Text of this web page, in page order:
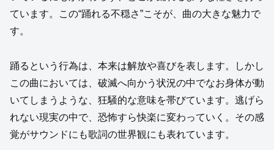
ています。この“踊れる不穏さ”こそが、曲の大きな魅力で
す。
踊るという行為は、本来は解放や喜びを表します。しかし
この曲においては、破滅へ向かう状況の中でなお身体が動
いてしまうような、狂騒的な意味を帯びています。逃げら
れない現実の中で、恐怖すら快楽に変わっていく。その感
覚がサウンドにも歌詞の世界観にも表れています。